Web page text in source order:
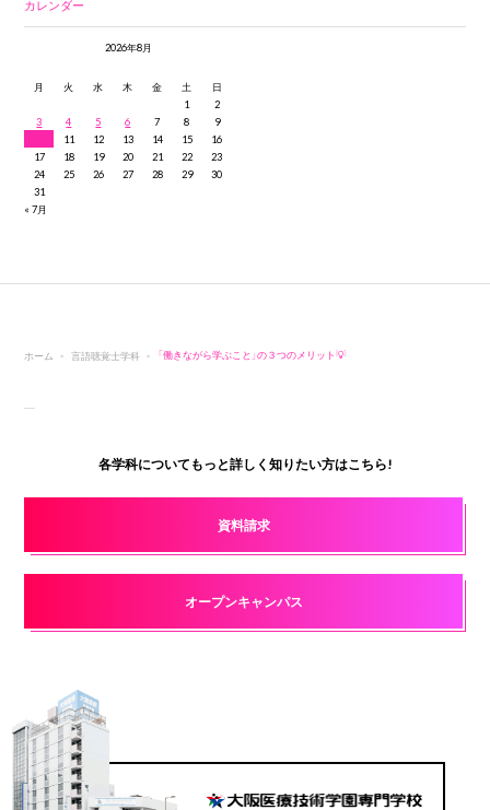
カレンダー
2026年8月
月 火 水 木 金 土
日
1
2
3
4 5 6 7 8
9
11 12 13 14 15
16
17
18 19 20 21 22
23
24
25 26 27 28 29
30
31
« 7月
ホーム 言語聴覚士学科 「働きながら学ぶこと」の３つのメリット💡
各学科についてもっと詳しく知りたい方はこちら!
資料請求
オープンキャンパス